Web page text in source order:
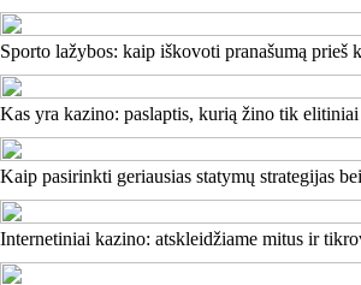
Sporto lažybos: kaip iškovoti pranašumą prieš
Kas yra kazino: paslaptis, kurią žino tik elitiniai
Kaip pasirinkti geriausias statymų strategijas
Internetiniai kazino: atskleidžiame mitus ir